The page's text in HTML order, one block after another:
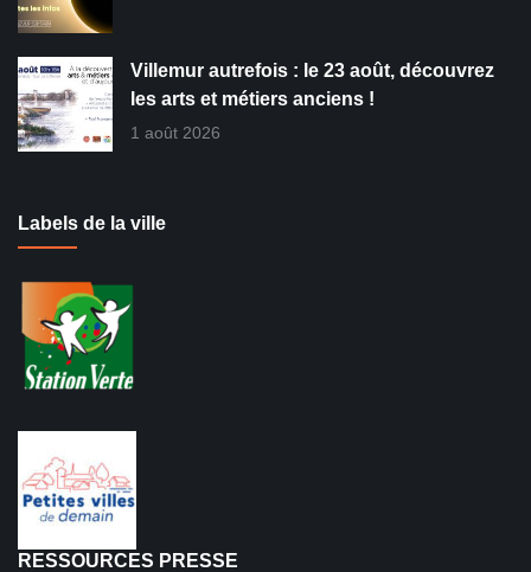
Villemur autrefois : le 23 août, découvrez
les arts et métiers anciens !
1 août 2026
Labels de la ville
RESSOURCES PRESSE